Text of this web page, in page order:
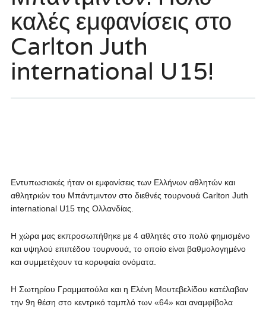
καλές εμφανίσεις στο
Carlton Juth
international U15!
Εντυπωσιακές ήταν οι εμφανίσεις των Ελλήνων αθλητών και
αθλητριών του Μπάντμιντον στο διεθνές τουρνουά Carlton Juth
international U15 της Ολλανδίας.
Η χώρα μας εκπροσωπήθηκε με 4 αθλητές στο πολύ φημισμένο
και υψηλού επιπέδου τουρνουά, το οποίο είναι βαθμολογημένο
και συμμετέχουν τα κορυφαία ονόματα.
Η Σωτηρίου Γραμματούλα και η Ελένη Μουτεβελίδου κατέλαβαν
την 9η θέση στο κεντρικό ταμπλό των «64» και αναμφίβολα